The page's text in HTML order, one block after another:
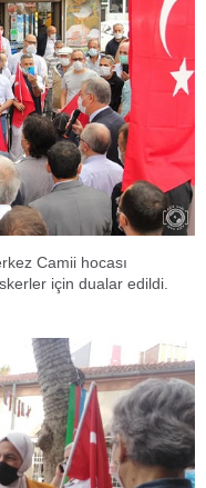
Camii hocası
için dualar edildi.